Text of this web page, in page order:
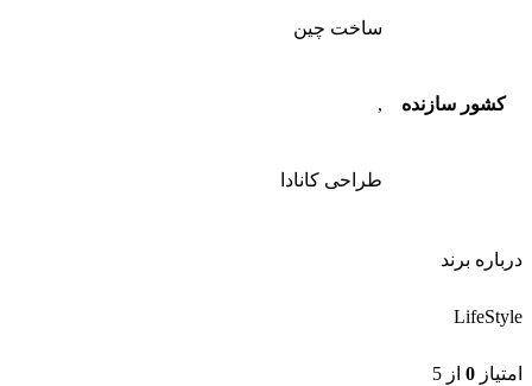
کشور سازنده
ساخت چین
,
طراحی کانادا
درباره برند
LifeStyle
امتیاز 0 از 5